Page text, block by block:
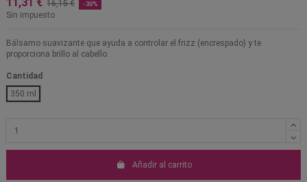
16,15 € -30%
Sin impuesto
Bálsamo suavizante que ayuda a controlar el frizz (encrespado) y te
proporciona brillo al cabello.
Cantidad
350 ml
Añadir al carrito